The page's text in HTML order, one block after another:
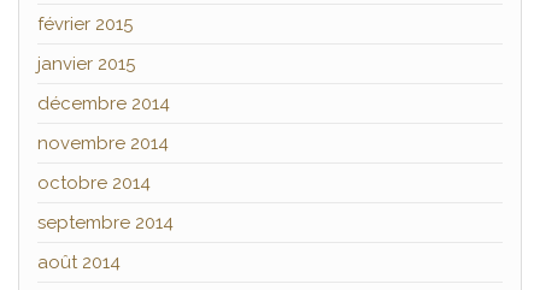
février 2015
janvier 2015
décembre 2014
novembre 2014
octobre 2014
septembre 2014
août 2014